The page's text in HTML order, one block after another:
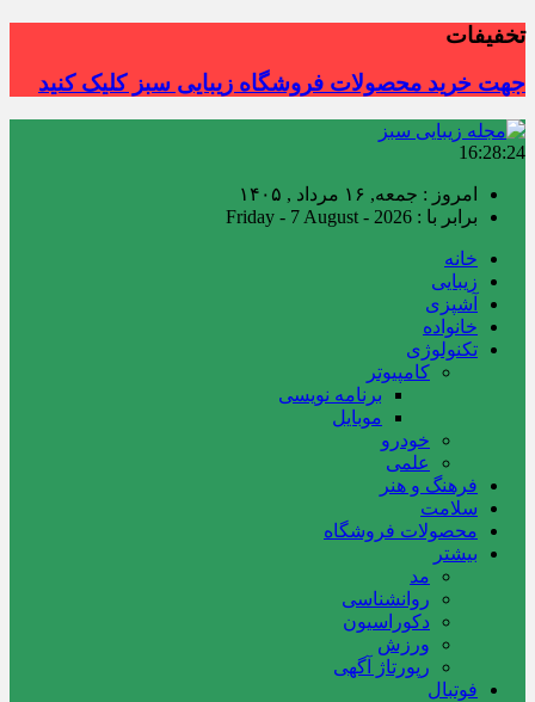
تخفیفات
جهت خرید محصولات فروشگاه زیبایی سبز کلیک کنید
16:28:25
امروز : جمعه, ۱۶ مرداد , ۱۴۰۵
برابر با : Friday - 7 August - 2026
خانه
زیبایی
آشپزی
خانواده
تکنولوژی
کامپیوتر
برنامه نویسی
موبایل
خودرو
علمی
فرهنگ و هنر
سلامت
محصولات فروشگاه
بیشتر
مد
روانشناسی
دکوراسیون
ورزش
رپورتاژ آگهی
فوتبال